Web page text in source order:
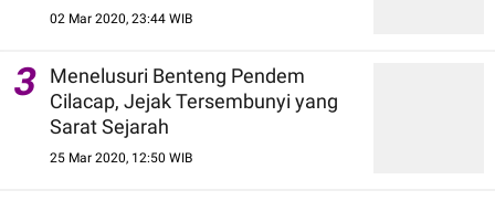
02 Mar 2020, 23:44 WIB
3
Menelusuri Benteng Pendem
Cilacap, Jejak Tersembunyi yang
Sarat Sejarah
25 Mar 2020, 12:50 WIB